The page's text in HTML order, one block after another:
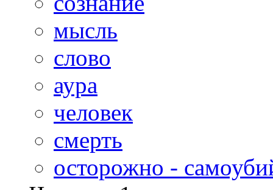
мысль
слово
аура
человек
смерть
осторожно -